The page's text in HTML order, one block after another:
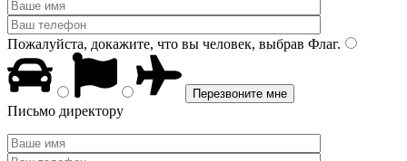
Пожалуйста, докажите, что вы человек, выбрав Флаг.
Письмо директору